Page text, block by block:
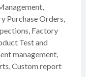
Purchase Orders,
Factory
Test and
management,
Custom report